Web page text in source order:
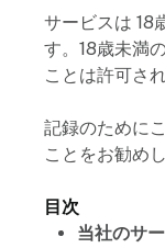
サービスは 18
す。18歳未満
ことは許可さ
記録のために
ことをお勧めし
目次
当社のサ